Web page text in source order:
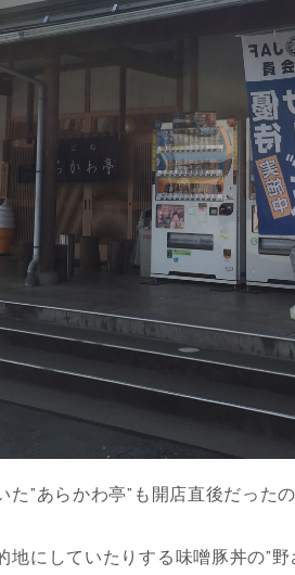
”あらかわ亭”も開店直後だった
にしていたりする味噌豚丼の”野